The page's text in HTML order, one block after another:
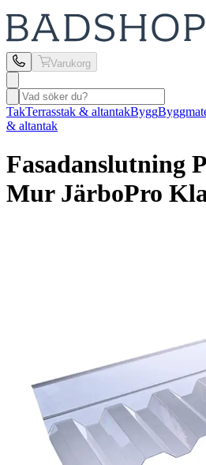
Varukorg
TakTerrasstak & altantakBygg
& altantak
Fasadanslutning
Mur JärboPro